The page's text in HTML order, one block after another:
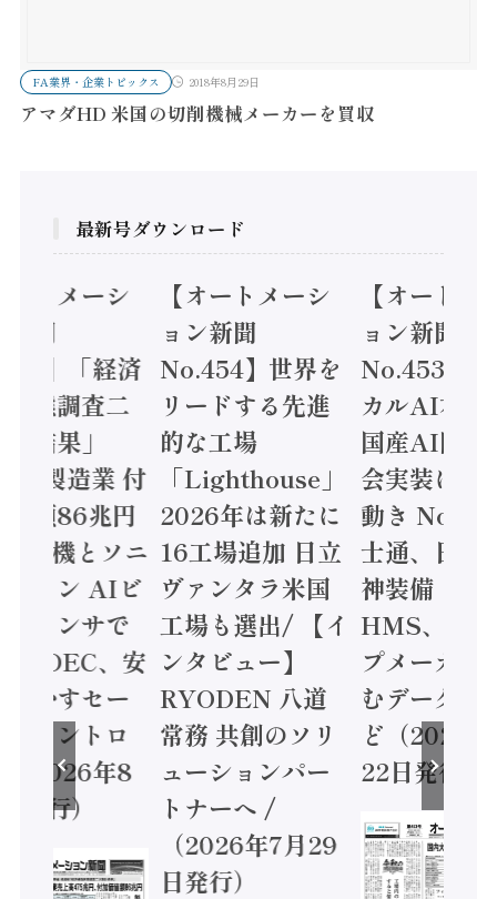
FA業界・企業トピックス 2018年8月29日
アマダHD 米国の切削機械メーカーを買収
最新号ダウンロード
トメーシ
】「経済
態調査二
結果」
年製造業 付
額86兆円
電機とソニ
コン AIビ
センサで
/ IDEC、安
かすセー
コントロ
2026年8
発行）
【オートメーシ
ョン新聞
No.454】世界を
リードする先進
的な工場
「Lighthouse」
2026年は新たに
16工場追加 日立
ヴァンタラ米国
工場も選出/ 【イ
ンタビュー】
RYODEN 八道
常務 共創のソリ
ューションパー
トナーへ /
（2026年7月29
日発行）
【オートメ
ョン新聞
No.453】フ
カルAI本格
国産AI開発
会実装に活
動き
士通、日立
神装備 ×
HMS、老舗
プメーカー
むデータ活
ど（2026年
22日発行）